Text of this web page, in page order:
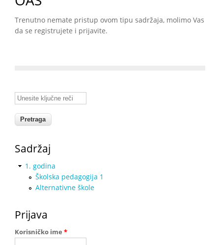
Trenutno nemate pristup ovom tipu sadržaja, molimo Vas
da se registrujete i prijavite.
Unesite ključne reči
Sadržaj
1. godina
Školska pedagogija 1
Alternativne škole
Prijava
Korisničko ime *